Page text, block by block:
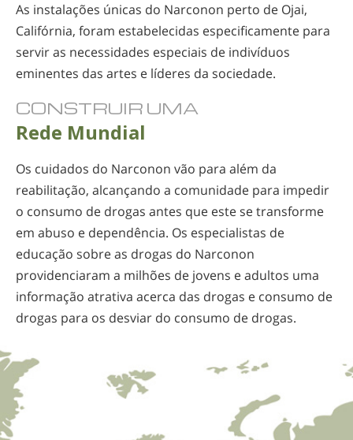
As instalações únicas do Narconon perto de Ojai,
Califórnia, foram estabelecidas especificamente para
servir as necessidades especiais de indivíduos
eminentes das artes e líderes da sociedade.
CONSTRUIR UMA
Rede Mundial
Os cuidados do Narconon vão para além da
reabilitação, alcançando a comunidade para impedir
o consumo de drogas antes que este se transforme
em abuso e dependência. Os especialistas de
educação sobre as drogas do Narconon
providenciaram a milhões de jovens e adultos uma
informação atrativa acerca das drogas e consumo de
drogas para os desviar do consumo de drogas.